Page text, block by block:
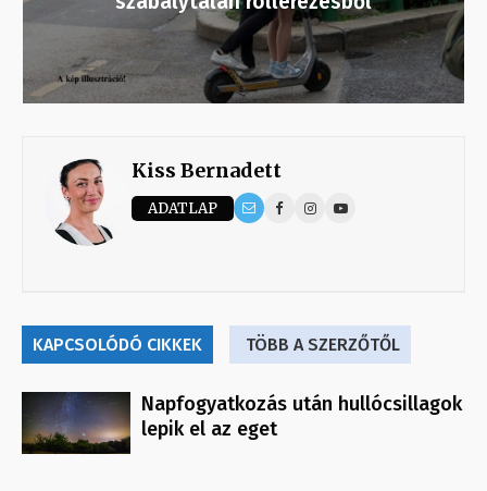
Kiss Bernadett
ADATLAP
KAPCSOLÓDÓ CIKKEK TÖBB A SZERZŐTŐL
Napfogyatkozás után hullócsillagok
lepik el az eget